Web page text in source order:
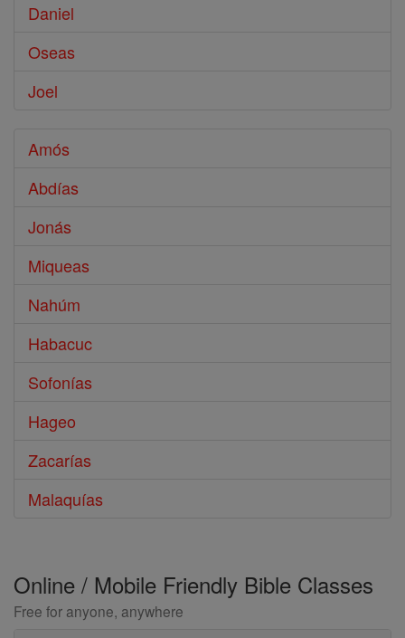
Daniel
Oseas
Joel
Amós
Abdías
Jonás
Miqueas
Nahúm
Habacuc
Sofonías
Hageo
Zacarías
Malaquías
Online / Mobile Friendly Bible Classes
Free for anyone, anywhere